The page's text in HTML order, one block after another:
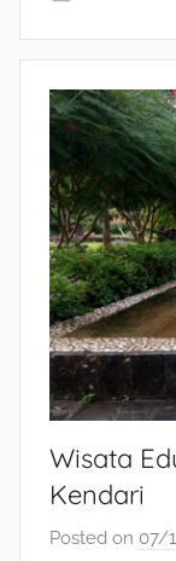
Wisata
Kendari
Posted on 07/